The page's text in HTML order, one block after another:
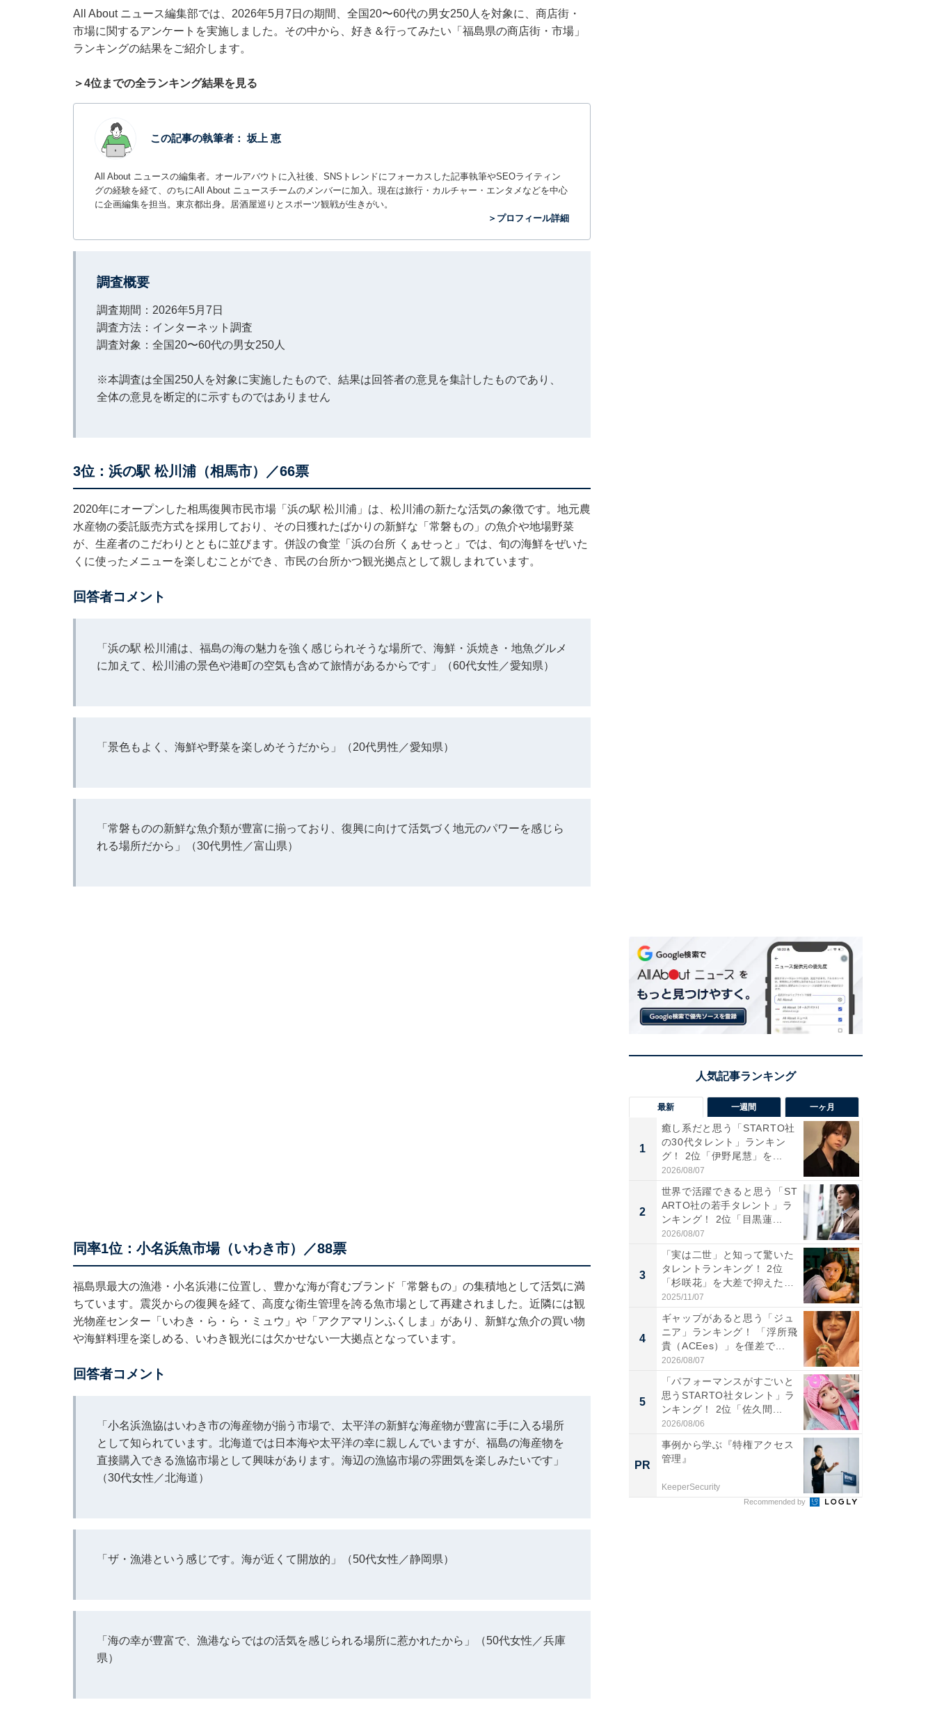
All About ニュース編集部では、2026年5月7日の期間、全国20〜60代の男女250人を対象に、商店街・
市場に関するアンケートを実施しました。その中から、好き＆行ってみたい「福島県の商店街・市場」
ランキングの結果をご紹介します。
＞4位までの全ランキング結果を見る
この記事の執筆者： 坂上 恵
All About ニュースの編集者。オールアバウトに入社後、SNSトレンドにフォーカスした記事執筆やSEOライティン
グの経験を経て、のちにAll About ニュースチームのメンバーに加入。現在は旅行・カルチャー・エンタメなどを中心
に企画編集を担当。東京都出身。居酒屋巡りとスポーツ観戦が生きがい。
＞プロフィール詳細
調査概要
調査期間：2026年5月7日
調査方法：インターネット調査
調査対象：全国20〜60代の男女250人
※本調査は全国250人を対象に実施したもので、結果は回答者の意見を集計したものであり、
全体の意見を断定的に示すものではありません
3位：浜の駅 松川浦（相馬市）／66票
2020年にオープンした相馬復興市民市場「浜の駅 松川浦」は、松川浦の新たな活気の象徴です。地元農
水産物の委託販売方式を採用しており、その日獲れたばかりの新鮮な「常磐もの」の魚介や地場野菜
が、生産者のこだわりとともに並びます。併設の食堂「浜の台所 くぁせっと」では、旬の海鮮をぜいた
くに使ったメニューを楽しむことができ、市民の台所かつ観光拠点として親しまれています。
回答者コメント
「浜の駅 松川浦は、福島の海の魅力を強く感じられそうな場所で、海鮮・浜焼き・地魚グルメ
に加えて、松川浦の景色や港町の空気も含めて旅情があるからです」（60代女性／愛知県）
「景色もよく、海鮮や野菜を楽しめそうだから」（20代男性／愛知県）
「常磐ものの新鮮な魚介類が豊富に揃っており、復興に向けて活気づく地元のパワーを感じら
れる場所だから」（30代男性／富山県）
同率1位：小名浜魚市場（いわき市）／88票
福島県最大の漁港・小名浜港に位置し、豊かな海が育むブランド「常磐もの」の集積地として活気に満
ちています。震災からの復興を経て、高度な衛生管理を誇る魚市場として再建されました。近隣には観
光物産センター「いわき・ら・ら・ミュウ」や「アクアマリンふくしま」があり、新鮮な魚介の買い物
や海鮮料理を楽しめる、いわき観光には欠かせない一大拠点となっています。
回答者コメント
「小名浜漁協はいわき市の海産物が揃う市場で、太平洋の新鮮な海産物が豊富に手に入る場所
として知られています。北海道では日本海や太平洋の幸に親しんでいますが、福島の海産物を
直接購入できる漁協市場として興味があります。海辺の漁協市場の雰囲気を楽しみたいです」
（30代女性／北海道）
「ザ・漁港という感じです。海が近くて開放的」（50代女性／静岡県）
「海の幸が豊富で、漁港ならではの活気を感じられる場所に惹かれたから」（50代女性／兵庫
県）
最新 一週間 一ヶ月
1
癒し系だと思う「STARTO社
の30代タレント」ランキン
グ！ 2位「伊野尾慧」を...
2026/08/07
2
世界で活躍できると思う「ST
ARTO社の若手タレント」ラ
ンキング！ 2位「目黒蓮...
2026/08/07
3
「実は二世」と知って驚いた
タレントランキング！ 2位
「杉咲花」を大差で抑えた1
位...
2025/11/07
4
ギャップがあると思う「ジュ
ニア」ランキング！ 「浮所飛
貴（ACEes）」を僅差で...
2026/08/07
5
「パフォーマンスがすごいと
思うSTARTO社タレント」ラ
ンキング！ 2位「佐久間...
2026/08/06
PR
事例から学ぶ『特権アクセス
管理』
KeeperSecurity
Recommended by